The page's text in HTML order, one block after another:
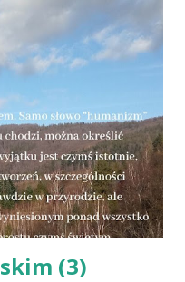
jedynie jakieś
Ciotka dziewczyn, Klara,
jak jeden wielki
działać wspólnie, miast
mijających, okazji
Wyruszają, by
dźwiękami realnego
o pomoc. ...
(3)